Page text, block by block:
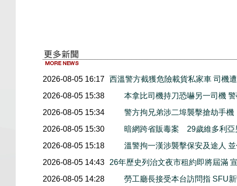
2026-08-05 16:17 西溫警方截獲危險載貨私家車 司機
2026-08-05 15:38
本拿比司機持刀恐嚇另一司機
2026-08-05 15:34
警方拘兄弟涉二埠襲擊搶劫手機
2026-08-05 15:30
暗網跨省販毒案 29歲維多利亞
2026-08-05 15:18
溫警拘一漢涉襲擊保安及途人
2026-08-05 14:43
26年歷史列治文夜市租約即將屆滿
2026-08-05 14:28
勞工廳長接受本台訪問指 SFU